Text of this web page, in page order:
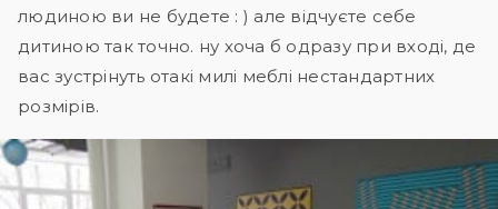
людиною ви не будете : ) але відчуєте себе
дитиною так точно. ну хоча б одразу при вході, де
вас зустрінуть отакі милі меблі нестандартних
розмірів.